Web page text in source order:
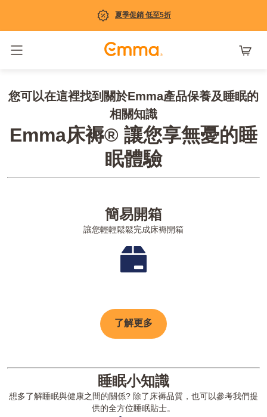
夏季促銷 低至5折
您可以在這裡找到關於Emma產品保養及睡眠的
相關知識
Emma床褥® 讓您享無憂的睡
眠體驗
簡易開箱
讓您輕輕鬆鬆完成床褥開箱
了解更多
睡眠小知識
想多了解睡眠與健康之間的關係? 除了床褥品質，也可以參考我們提
供的全方位睡眠貼士。